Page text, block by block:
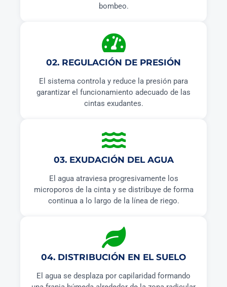
bombeo.
02. REGULACIÓN DE PRESIÓN
El sistema controla y reduce la presión para
garantizar el funcionamiento adecuado de las
cintas exudantes.
03. EXUDACIÓN DEL AGUA
El agua atraviesa progresivamente los
microporos de la cinta y se distribuye de forma
continua a lo largo de la línea de riego.
04. DISTRIBUCIÓN EN EL SUELO
El agua se desplaza por capilaridad formando